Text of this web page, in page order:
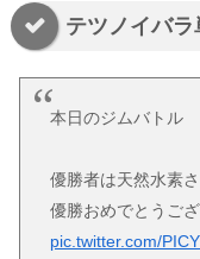
テツノイバラ
本日のジムバトル
優勝者は天然水素さ
優勝おめでとうご
pic.twitter.com/